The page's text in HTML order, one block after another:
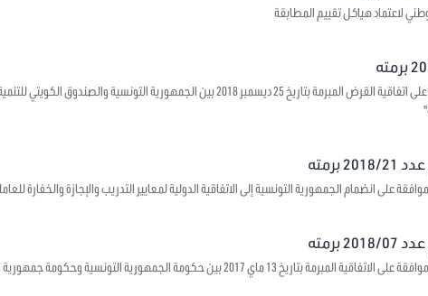
لاعتماد هياكل تقييم المطابقة
يتعلق بالموافقة على اتفاقية القرض المبرمة بتاريخ 25 ديسمبر 2018 بين
على انضمام الجمهورية التونسية إلى الاتفاقية الدولية لمعايير التدريب والإجازة والخفارة
بتاريخ 13 ماي 2017 بين حكومة الجمهورية التونسية وحكومة جمهورية الصين الشعبية حول بعث مراكز ثقافية